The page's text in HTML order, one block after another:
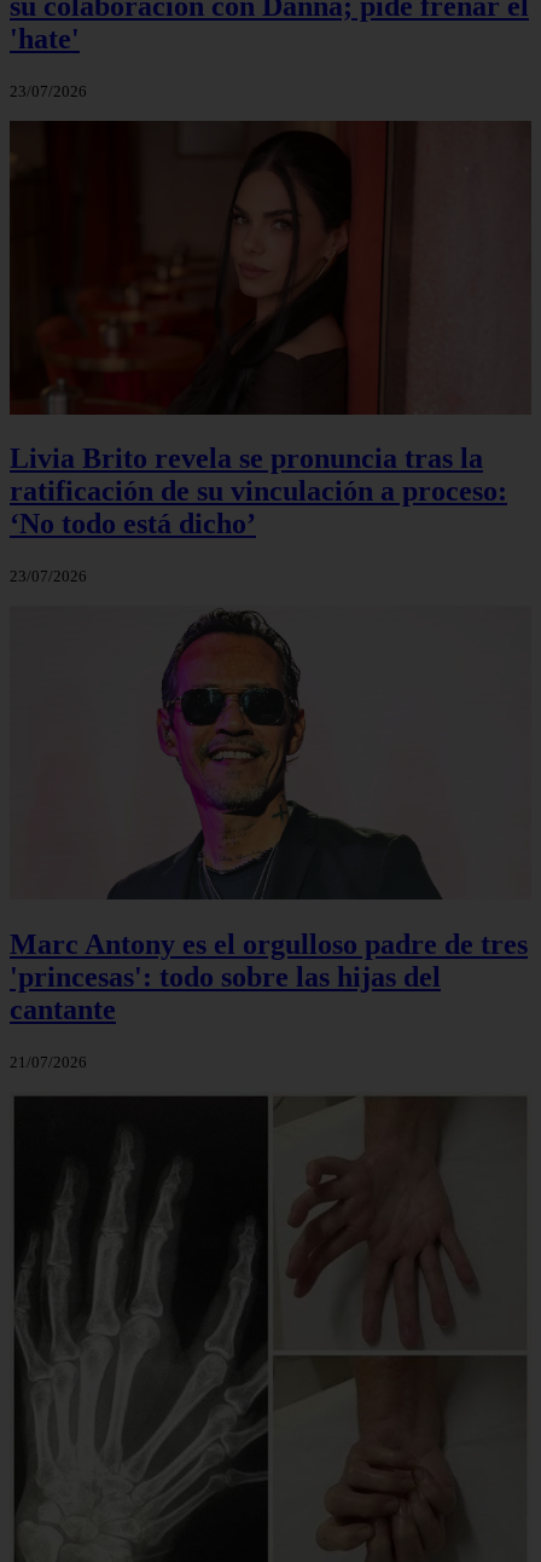
'hate'
23/07/2026
Livia Brito revela se pronuncia tras la
ratificación de su vinculación a proceso:
‘No todo está dicho’
23/07/2026
Marc Antony es el orgulloso padre de tres
'princesas': todo sobre las hijas del
cantante
21/07/2026